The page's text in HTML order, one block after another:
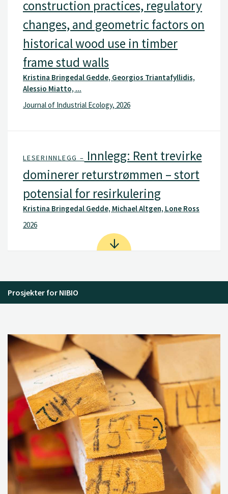
construction practices, regulatory
changes, and geometric factors on
historical wood use in timber
frame stud walls
Kristina Bringedal Gedde, Georgios Triantafyllidis,
Alessio Miatto, ...
Journal of Industrial Ecology, 2026
LESERINNLEGG – Innlegg: Rent trevirke
dominerer returstrømmen – stort
potensial for resirkulering
Kristina Bringedal Gedde, Michael Altgen, Lone Ross
2026
Prosjekter for NIBIO